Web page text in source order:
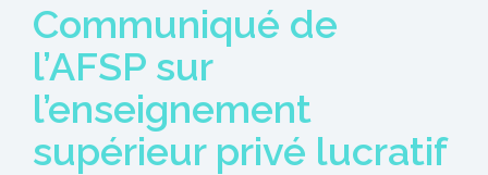
Communiqué de
l’AFSP sur
l’enseignement
supérieur privé lucratif